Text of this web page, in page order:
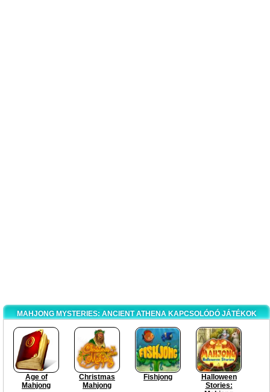
MAHJONG MYSTERIES: ANCIENT ATHENA KAPCSOLÓDÓ JÁTÉKOK
Age of
Mahjong
Christmas
Mahjong
Fishjong
Halloween
Stories: